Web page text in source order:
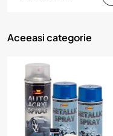
Aceeasi categorie